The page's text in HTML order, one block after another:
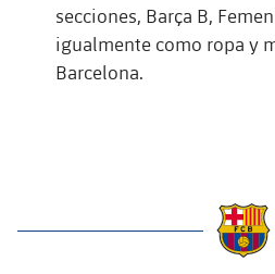
secciones, Barça B,
igualmente como ropa y
Barcelona.